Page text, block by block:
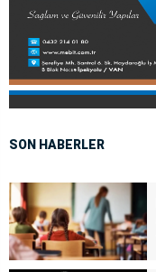
SON HABERLER